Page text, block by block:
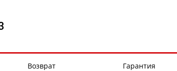
Возврат Гарантия